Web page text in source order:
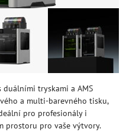
duálními tryskami a AMS
a multi-barevného tisku,
pro profesionály i
prostoru pro vaše výtvory.